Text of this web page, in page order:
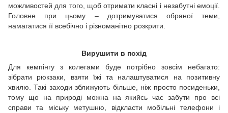
можливостей для того, щоб отримати класні і незабутні емоції.
Головне при цьому – дотримуватися обраної теми,
намагатися її всебічно і різноманітно розкрити.
Вирушити в похід
Для кемпінгу з колегами буде потрібно зовсім небагато:
зібрати рюкзаки, взяти їжі та налаштуватися на позитивну
хвилю. Такі заходи зближують більше, ніж просто посиденьки,
тому що на природі можна на якийсь час забути про всі
справи та міську метушню, відкласти мобільні телефони і